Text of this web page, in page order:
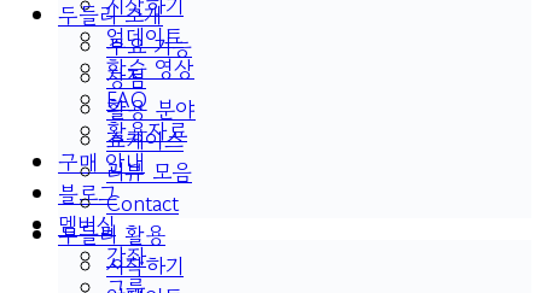
업데이트
학습 영상
FAQ
활용자료
구매 안내
블로그
멤버십
강좌
두들리 소개
주요 기능
장점
활용 분야
쇼케이스
리뷰 모음
Contact
두들리 활용
시작하기